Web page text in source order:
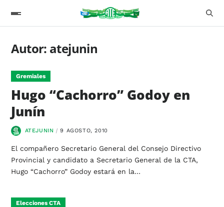
Autor: atejunin
Gremiales
Hugo “Cachorro” Godoy en
Junín
ATEJUNIN 9 AGOSTO, 2010
El compañero Secretario General del Consejo Directivo
Provincial y candidato a Secretario General de la CTA,
Hugo “Cachorro” Godoy estará en la…
Elecciones CTA